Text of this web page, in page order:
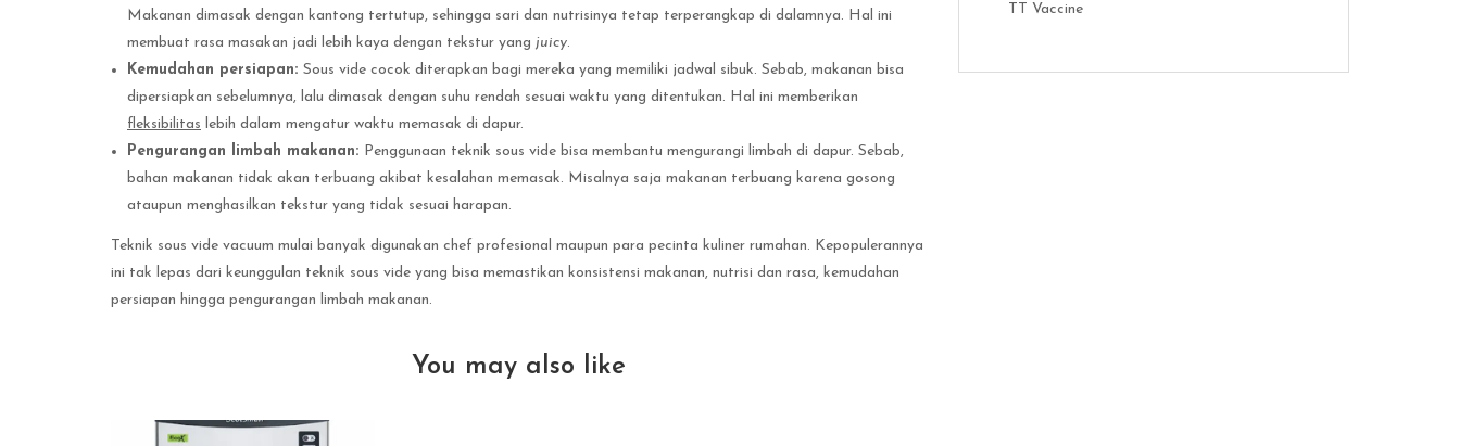
Makanan dimasak dengan kantong tertutup, sehingga sari dan nutrisinya tetap terperangkap di dalamnya. Hal ini
membuat rasa masakan jadi lebih kaya dengan tekstur yang juicy.
Kemudahan persiapan: Sous vide cocok diterapkan bagi mereka yang memiliki jadwal sibuk. Sebab, makanan bisa
dipersiapkan sebelumnya, lalu dimasak dengan suhu rendah sesuai waktu yang ditentukan. Hal ini memberikan
fleksibilitas lebih dalam mengatur waktu memasak di dapur.
Pengurangan limbah makanan: Penggunaan teknik sous vide bisa membantu mengurangi limbah di dapur. Sebab,
bahan makanan tidak akan terbuang akibat kesalahan memasak. Misalnya saja makanan terbuang karena gosong
ataupun menghasilkan tekstur yang tidak sesuai harapan.
Teknik sous vide vacuum mulai banyak digunakan chef profesional maupun para pecinta kuliner rumahan. Kepopulerannya
ini tak lepas dari keunggulan teknik sous vide yang bisa memastikan konsistensi makanan, nutrisi dan rasa, kemudahan
persiapan hingga pengurangan limbah makanan.
You may also like
TT Vaccine